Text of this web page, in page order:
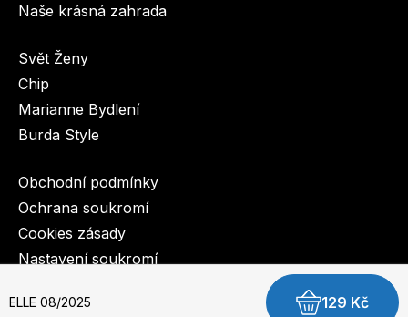
ELLE 08/2025 129 Kč
Naše krásná zahrada
Svět Ženy
Chip
Marianne Bydlení
Burda Style
Obchodní podmínky
Ochrana soukromí
Cookies zásady
Nastavení soukromí
© 2003-2026 BurdaMedia Extra s.r.o.